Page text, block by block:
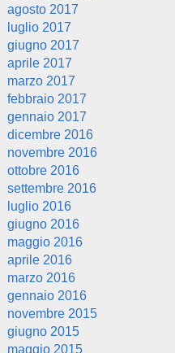
agosto 2017
luglio 2017
giugno 2017
aprile 2017
marzo 2017
febbraio 2017
gennaio 2017
dicembre 2016
novembre 2016
ottobre 2016
settembre 2016
luglio 2016
giugno 2016
maggio 2016
aprile 2016
marzo 2016
gennaio 2016
novembre 2015
giugno 2015
maggio 2015